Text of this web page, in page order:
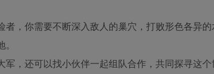
者，你需要不断深入敌人的巢穴，打败形色各异
，还可以找小伙伴一起组队合作，共同探寻这个